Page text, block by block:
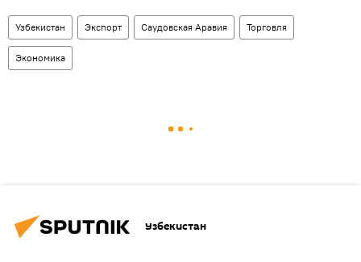
Узбекистан Экспорт Саудовская Аравия Торговля
Экономика
Узбекистан